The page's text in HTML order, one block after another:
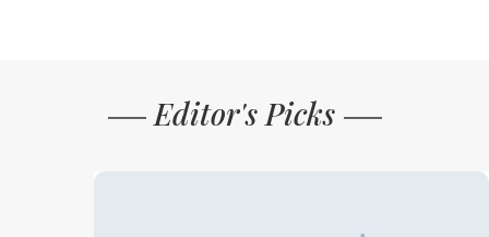
Editor's Picks